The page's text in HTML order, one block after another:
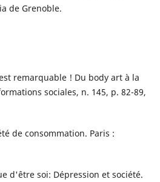
de Grenoble.
remarquable ! Du body art à la
sociales, n. 145, p. 82-89,
de consommation. Paris :
d'être soi: Dépression et société.